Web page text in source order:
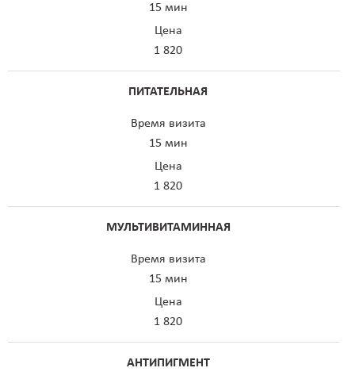
15 мин
Цена
1 820
ПИТАТЕЛЬНАЯ
Время визита
15 мин
Цена
1 820
МУЛЬТИВИТАМИННАЯ
Время визита
15 мин
Цена
1 820
АНТИПИГМЕНТ